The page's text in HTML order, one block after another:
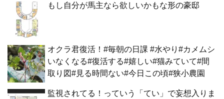
もし自分が馬主なら欲しいかもな形の豪邸
オクラ君復活！#毎朝の日課 #水やり#カメムシ
いなくなる#復活する#嬉しい#猫みていて#間
取り図#見る時間ない#今日この頃#狭小農園
監視されてる！っていう「てい」で妄想入りま